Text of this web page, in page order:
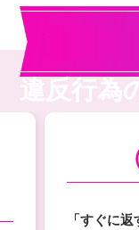
違反行為
「すぐに